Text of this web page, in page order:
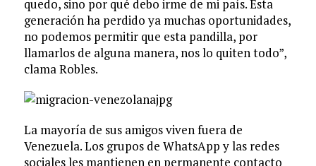
quedo, sino por qué debo irme de mi país. Esta
generación ha perdido ya muchas oportunidades,
no podemos permitir que esta pandilla, por
llamarlos de alguna manera, nos lo quiten todo”,
clama Robles.
La mayoría de sus amigos viven fuera de
Venezuela. Los grupos de WhatsApp y las redes
sociales les mantienen en permanente contacto